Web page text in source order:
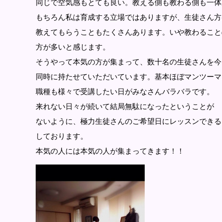
同じで空気感もとても良い。教える側も教わる側も一
もちろん私は育成する立場ではありますが、生徒さん方
教えてもらうこともたくさんあります。いや教わるこ
方が多いと感じます。
そうやって本気の方が集まって、数十名の生徒さんを今
同時に持たせていただいています。基本ほぼマンツー
職種も様々で受講したい日がみなさんバラバラです。
来れない日々が続いて結局無駄になったということが
ないように、極力生徒さんのご希望日にレッスンでき
しております。
本気の人には本気の人が集まってきます！！